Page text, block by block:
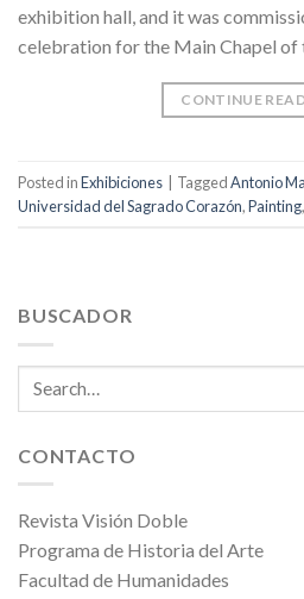
exhibition hall, and it was
celebration for the Main Chapel of
CONTINUE
Posted inExhibiciones | TaggedAntonio
Universidad del Sagrado Corazón,Painting,
BUSCADOR
CONTACTO
Revista Visión Doble
Programa de Historia del Arte
Facultad de Humanidades